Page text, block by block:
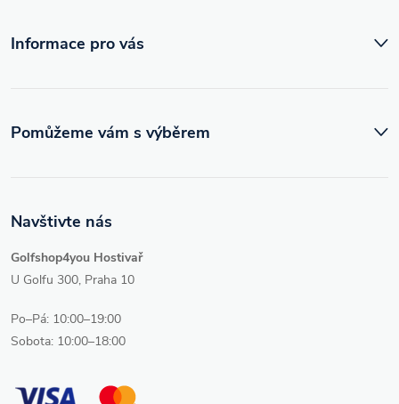
Informace pro vás
Navštivte nás
Golfshop4you Hostivař
U Golfu 300, Praha 10
Po–Pá: 10:00–19:00
Sobota: 10:00–18:00
Pomůžeme vám s výběrem